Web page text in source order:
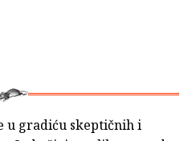
u gradiću skeptičnih i